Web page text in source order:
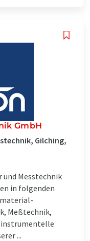
GmbH
Gilching,
und Messtechnik
in folgenden
Meßtechnik,
instrumentelle
...